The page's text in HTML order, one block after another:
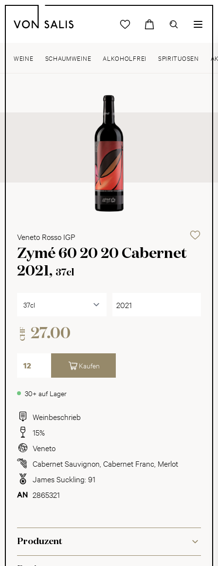
WEINE SCHAUMWEINE ALKOHOLFREI SPIRITUOSEN
Veneto Rosso IGP
Zymé 60 20 20 Cabernet
2021, 37cl
Weinbeschrieb
15%
Veneto
Cabernet Sauvignon Cabernet Franc Merlot
James Suckling: 91
2865321
2021
30+ auf Lager
CHF 27.00
Kaufen
Produzent